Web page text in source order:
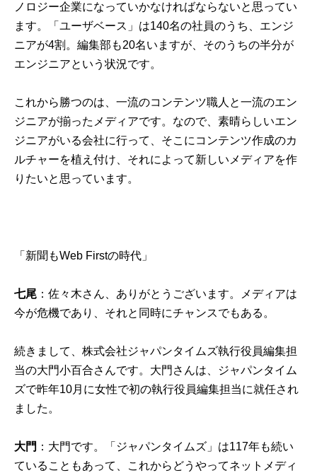
ノロジー企業になっていかなければならないと思ってい
ます。「ユーザベース」は140名の社員のうち、エンジ
ニアが4割。編集部も20名いますが、そのうちの半分が
エンジニアという状況です。
これから勝つのは、一流のコンテンツ職人と一流のエン
ジニアが揃ったメディアです。なので、素晴らしいエン
ジニアがいる会社に行って、そこにコンテンツ作成のカ
ルチャーを植え付け、それによって新しいメディアを作
りたいと思っています。
「新聞もWeb Firstの時代」
七尾 ：佐々木さん、ありがとうございます。メディアは
今が危機であり、それと同時にチャンスでもある。
続きまして、株式会社ジャパンタイムズ執行役員編集担
当の大門小百合さんです。大門さんは、ジャパンタイム
ズで昨年10月に女性で初の執行役員編集担当に就任され
ました。
大門 ：大門です。「ジャパンタイムズ」は117年も続い
ていることもあって、これからどうやってネットメディ